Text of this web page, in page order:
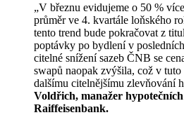
„V březnu evidujeme o 50 %
průměr ve 4. kvartále loňského
tento trend bude pokračovat z
poptávky po bydlení v
citelné snížení sazeb ČNB se
swapů naopak zvýšila, což v
dalšímu citelnějšímu zlevňování
Voldřich, manažer
Raiffeisenbank.